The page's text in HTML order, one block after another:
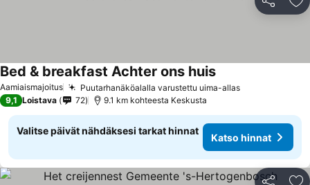
Jaa
Aamiaismajoitus Puutarhanäköalalla varustettu uima-allasKatso hinnat
Bed & breakfast Achter ons huisKatso hinnat
9,1 Loistava 72 9.1 km kohteesta Keskusta
Valitse päivät nähdäksesi tarkat hinnat
Katso hinnat